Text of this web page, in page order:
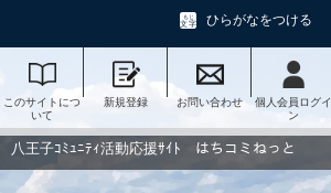
ひらがなをつける
このサイトにつ
いて
新規登録 お問い合わせ
個人会員ログイ
ン
八王子ｺﾐｭﾆﾃｨ活動応援ｻｲﾄ はちコミねっと